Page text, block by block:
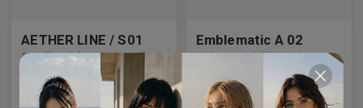
AETHER LINE / S01
Colours available
Emblematic A 02
Colours available